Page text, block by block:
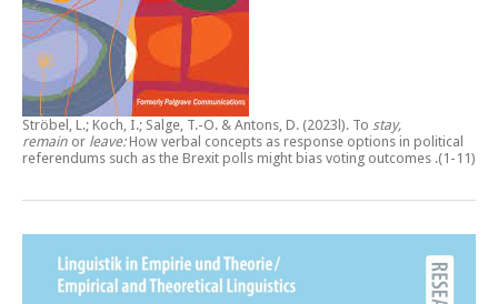
Ströbel, L.; Koch, I.; Salge, T.-O. & Antons, D. (2023l). To stay,
remain or leave:How verbal concepts as response options in political
referendums such as the Brexit polls might bias voting outcomes .(1-11)